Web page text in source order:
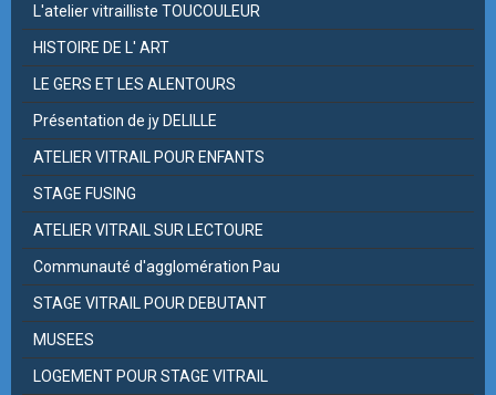
L'atelier vitrailliste TOUCOULEUR
HISTOIRE DE L' ART
LE GERS ET LES ALENTOURS
Présentation de jy DELILLE
ATELIER VITRAIL POUR ENFANTS
STAGE FUSING
ATELIER VITRAIL SUR LECTOURE
Communauté d'agglomération Pau
STAGE VITRAIL POUR DEBUTANT
MUSEES
LOGEMENT POUR STAGE VITRAIL